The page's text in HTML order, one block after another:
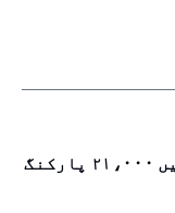
دبئی میں سالک نظام میں ۲۱،۰۰۰ پارکنگ